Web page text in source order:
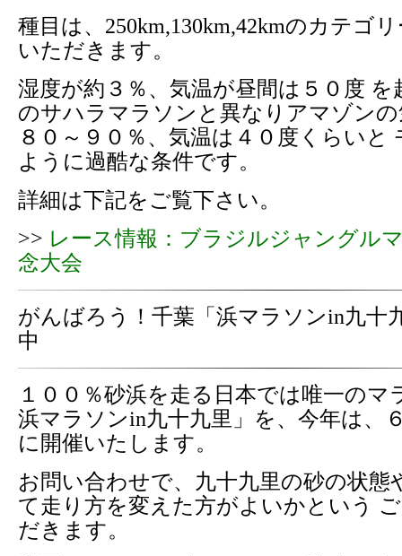
種目は、250km,130km,42kmのカテゴ
いただきます。
湿度が約３％、気温が昼間は５０度
のサハラマラソンと異なりアマゾン
８０～９０％、気温は４０度くらいと
ように過酷な条件です。
詳細は下記をご覧下さい。
>> レース情報：ブラジルジャングル
念大会
がんばろう！千葉「浜マラソンin九十
中
１００％砂浜を走る日本では唯一のマ
浜マラソンin九十九里」を、今年は、
に開催いたします。
お問い合わせで、九十九里の砂の状態
て走り方を変えた方がよいかという
だきます。